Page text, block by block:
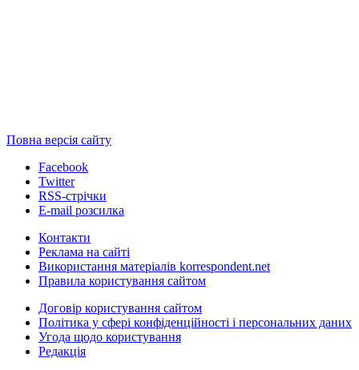
Повна версія сайту
Facebook
Twitter
RSS-стрічки
E-mail розсилка
Контакти
Реклама на сайті
Використання матеріалів korrespondent.net
Правила користування сайтом
Договір користування сайтом
Політика у сфері конфіденційності і персональних даних
Угода щодо користування
Редакція